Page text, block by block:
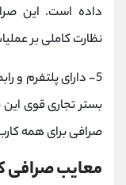
داده است. این
نظارت کاملی بر
5- دارای پلتفرم و
بستر تجاری قوی
صرافی برای همه
معایب صرافی